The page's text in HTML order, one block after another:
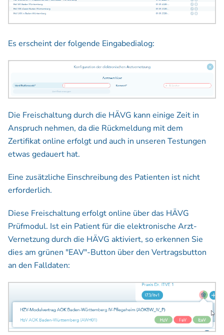
Es erscheint der folgende Eingabedialog:
Die Freischaltung durch die HÄVG kann einige Zeit in
Anspruch nehmen, da die Rückmeldung mit dem
Zertifikat online erfolgt und auch in unseren Testungen
etwas gedauert hat.
Eine zusätzliche Einschreibung des Patienten ist nicht
erforderlich.
Diese Freischaltung erfolgt online über das HÄVG
Prüfmodul. Ist ein Patient für die elektronische Arzt-
Vernetzung durch die HÄVG aktiviert, so erkennen Sie
dies am grünen "EAV"-Button über den Vertragsbutton
an den Falldaten: